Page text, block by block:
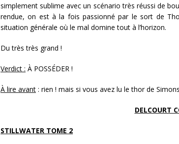
simplement sublime avec un scénario très réussi de
rendue, on est à la fois passionné par le sort de
situation générale où le mal domine tout à l’horizon.
Du très très grand !
Verdict : À POSSÉDER !
À lire avant : rien ! mais si vous avez lu le thor de
DELCOURT
STILLWATER TOME 2